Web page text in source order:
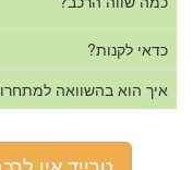
כדאי לקנות?
איך הוא בהשוואה